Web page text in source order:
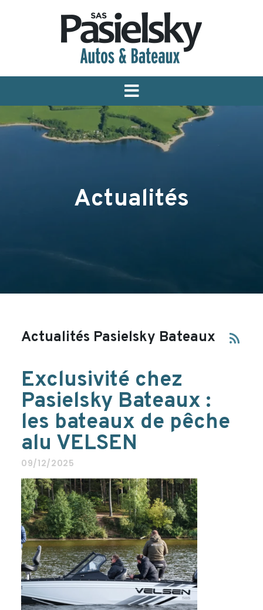
Menu
Actualités
rss_feed
Actualités Pasielsky Bateaux
Exclusivité chez
Pasielsky Bateaux :
les bateaux de pêche
alu VELSEN
09/12/2025